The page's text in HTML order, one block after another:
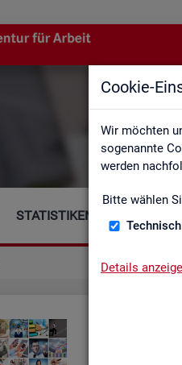
Cookie-
Wir möchten
sogenannte
werden
Bitte wählen
Details
STATISTIKEN